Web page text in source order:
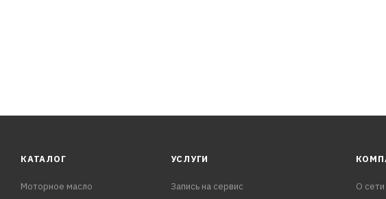
КАТАЛОГ
Моторное масло
УСЛУГИ
Запись на сервис
О сети